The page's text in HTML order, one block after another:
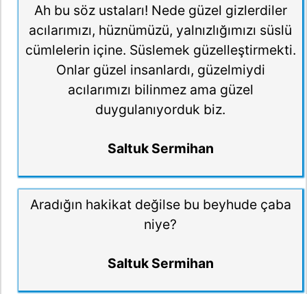
Ah bu söz ustaları! Nede güzel gizlerdiler
acılarımızı, hüznümüzü, yalnızlığımızı süslü
cümlelerin içine. Süslemek güzelleştirmekti.
Onlar güzel insanlardı, güzelmiydi
acılarımızı bilinmez ama güzel
duygulanıyorduk biz.
Saltuk Sermihan
Aradığın hakikat değilse bu beyhude çaba
niye?
Saltuk Sermihan